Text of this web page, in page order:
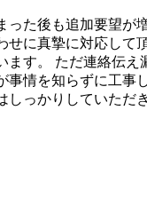
った後も追加要望が
せに真摯に対応して
ます。 ただ連絡伝え
事情を知らずに工事
しっかりしていただ